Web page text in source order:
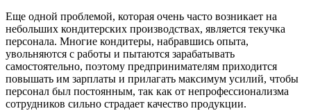
Еще одной проблемой, которая очень часто возникает на
небольших кондитерских производствах, является текучка
персонала. Многие кондитеры, набравшись опыта,
увольняются с работы и пытаются зарабатывать
самостоятельно, поэтому предпринимателям приходится
повышать им зарплаты и прилагать максимум усилий, чтобы
персонал был постоянным, так как от непрофессионализма
сотрудников сильно страдает качество продукции.